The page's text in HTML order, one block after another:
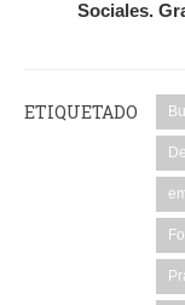
Sociales.
ETIQUETADO